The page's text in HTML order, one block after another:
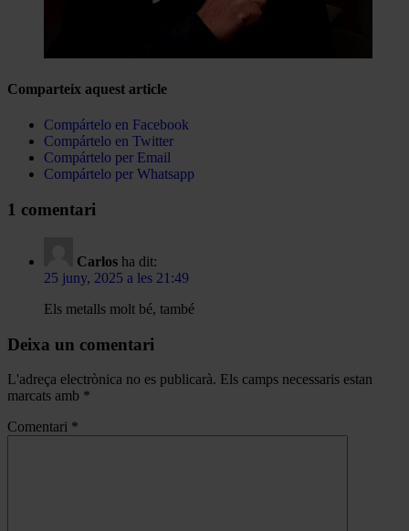
Comparteix aquest article
Compártelo en Facebook
Compártelo en Twitter
Compártelo per Email
Compártelo per Whatsapp
1 comentari
Carlos ha dit:
25 juny, 2025 a les 21:49
Els metalls molt bé, també
Deixa un comentari
L'adreça electrònica no es publicarà. Els camps necessaris estan
marcats amb *
Comentari *